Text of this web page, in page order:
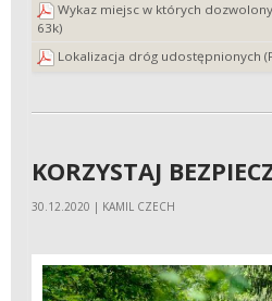
Wykaz miejsc w których
63k)
Lokalizacja dróg udostępnionych
KORZYSTAJ
30.12.2020 | KAMIL CZECH